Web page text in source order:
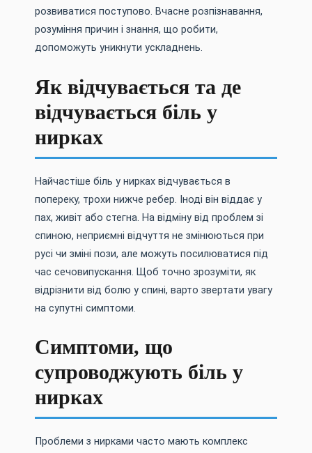
розвиватися поступово. Вчасне розпізнавання,
розуміння причин і знання, що робити,
допоможуть уникнути ускладнень.
Як відчувається та де
відчувається біль у
нирках
Найчастіше біль у нирках відчувається в
попереку, трохи нижче ребер. Іноді він віддає у
пах, живіт або стегна. На відміну від проблем зі
спиною, неприємні відчуття не змінюються при
русі чи зміні пози, але можуть посилюватися під
час сечовипускання. Щоб точно зрозуміти, як
відрізнити від болю у спині, варто звертати увагу
на супутні симптоми.
Симптоми, що
супроводжують біль у
нирках
Проблеми з нирками часто мають комплекс